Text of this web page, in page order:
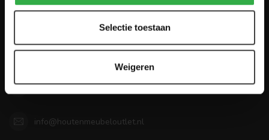
Selectie toestaan
Weigeren
Kwaliteitsmeubelen voor dumpprijzen
1731 LS Winkel
0224-850 926
info@houtenmeubeloutlet.nl